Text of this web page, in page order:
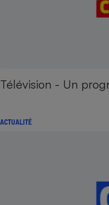
Télévision - Un
ACTUALITÉ